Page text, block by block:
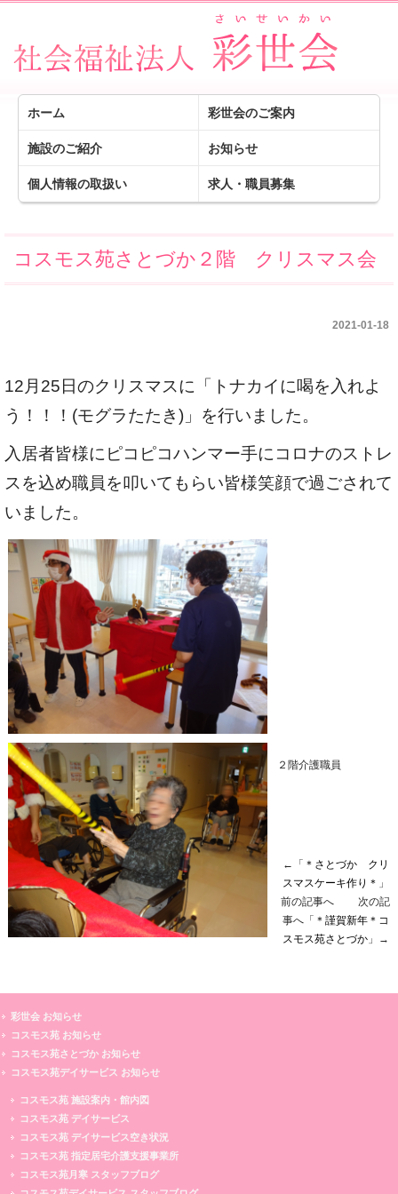
ホーム 彩世会のご案内
施設のご紹介 お知らせ
個人情報の取扱い 求人・職員募集
コスモス苑さとづか２階 クリスマス会
2021-01-18
12月25日のクリスマスに「トナカイに喝を入れよ
う！！！(モグラたたき)」を行いました。
入居者皆様にピコピコハンマー手にコロナのストレ
スを込め職員を叩いてもらい皆様笑顔で過ごされて
いました。
２階介護職員
←「 ＊さとづか クリ
スマスケーキ作り＊ 」
前の記事へ 次の記
事へ「 ＊謹賀新年＊コ
スモス苑さとづか」→
彩世会 お知らせ
コスモス苑 お知らせ
コスモス苑さとづか お知らせ
コスモス苑デイサービス お知らせ
コスモス苑 施設案内・館内図
コスモス苑 デイサービス
コスモス苑 デイサービス空き状況
コスモス苑 指定居宅介護支援事業所
コスモス苑月寒 スタッフブログ